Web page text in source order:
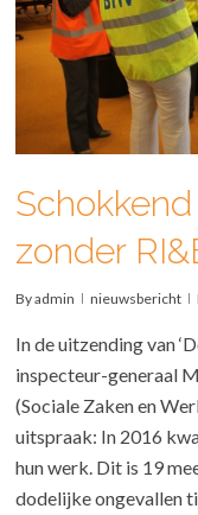
zonder
Byadmin nieuwsbericht
In de uitzending van
inspecteur-generaal
(Sociale Zaken en
uitspraak: In 2016
hun werk. Dit is 19
dodelijke ongevallen